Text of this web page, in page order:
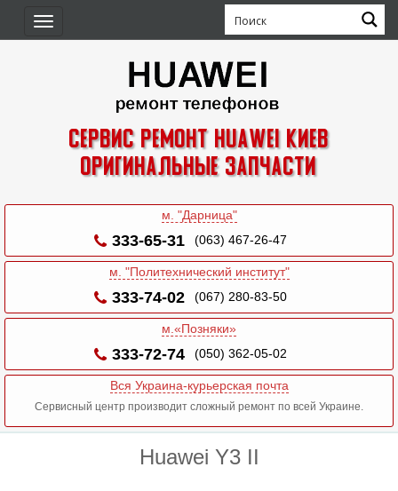
Toggle
navigation
Сервис ремонт Huawei Киев
Оригинальные запчасти
м. "Дарница"
333-65-31 (063) 467-26-47
м. "Политехнический институт"
333-74-02 (067) 280-83-50
м.«Позняки»
333-72-74 (050) 362-05-02
Вся Украина-курьерская почта
Сервисный центр производит сложный ремонт по всей Украине.
Huawei Y3 II